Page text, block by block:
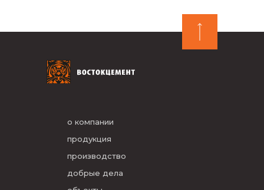
о компании
продукция
производство
добрые дела